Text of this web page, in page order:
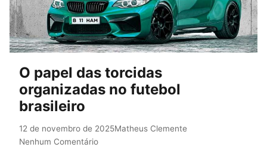
O papel das torcidas
organizadas no futebol
brasileiro
12 de novembro de 2025Matheus Clemente
Nenhum Comentário